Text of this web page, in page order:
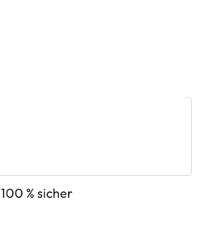
100 % sicher